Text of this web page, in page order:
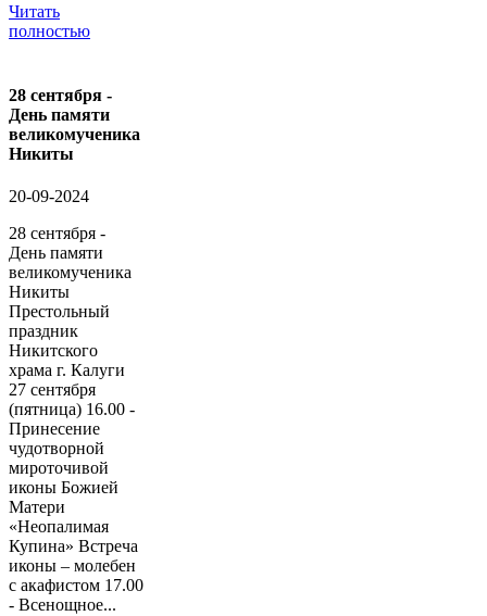
Читать
полностью
28 сентября -
День памяти
великомученика
Никиты
20-09-2024
28 сентября -
День памяти
великомученика
Никиты
Престольный
праздник
Никитского
храма г. Калуги
27 сентября
(пятница) 16.00 -
Принесение
чудотворной
мироточивой
иконы Божией
Матери
«Неопалимая
Купина» Встреча
иконы – молебен
с акафистом 17.00
- Всенощное...